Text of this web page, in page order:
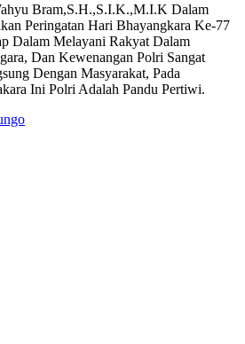
Bram,S.H.,S.I.K.,M.I.K Dalam
Peringatan Hari Bhayangkara Ke-77
Dalam Melayani Rakyat Dalam
Dan Kewenangan Polri Sangat
Dengan Masyarakat, Pada
Ini Polri Adalah Pandu Pertiwi.